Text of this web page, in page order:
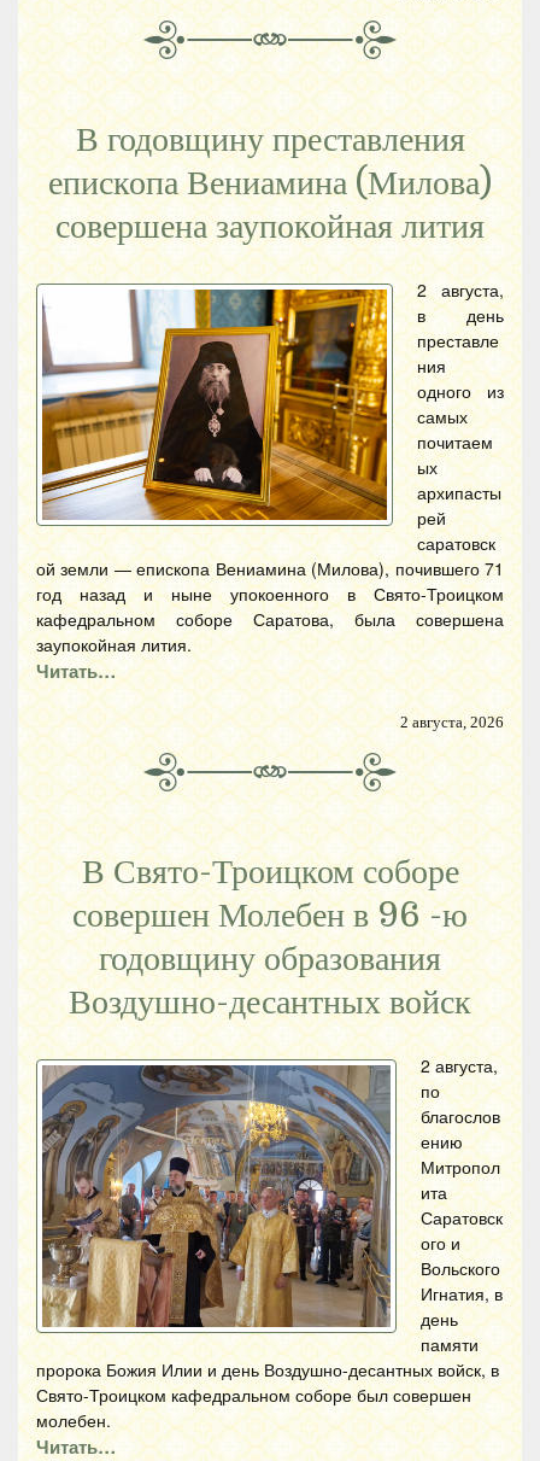
В годовщину преставления
епископа Вениамина (Милова)
совершена заупокойная лития
2 августа,
в день
преставле
ния
одного из
самых
почитаем
ых
архипасты
рей
саратовск
ой земли — епископа Вениамина (Милова), почившего 71
год назад и ныне упокоенного в Свято-Троицком
кафедральном соборе Саратова, была совершена
заупокойная лития.
Читать…
2 августа, 2026
В Свято-Троицком соборе
совершен Молебен в 96 -ю
годовщину образования
Воздушно-десантных войск
2 августа,
по
благослов
ению
Митропол
ита
Саратовск
ого и
Вольского
Игнатия, в
день
памяти
пророка Божия Илии и день Воздушно-десантных войск, в
Свято-Троицком кафедральном соборе был совершен
молебен.
Читать…